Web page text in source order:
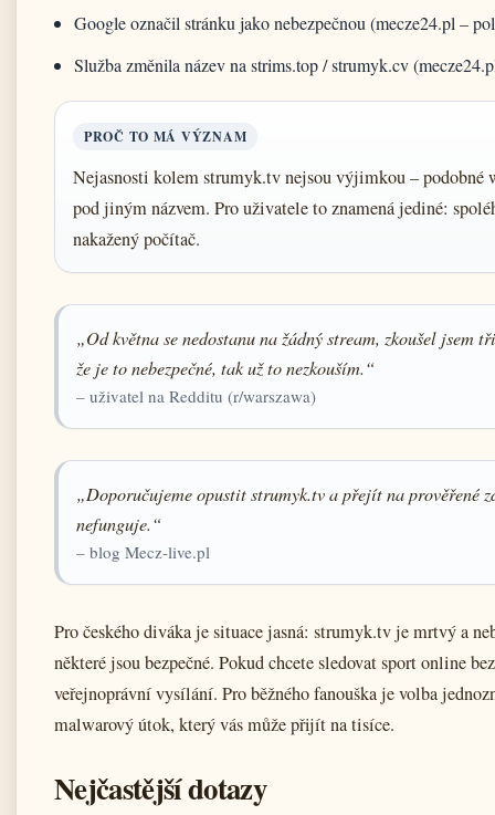
Google označil stránku jako nebezpečnou (mecze24.pl –
Služba změnila název na strims.top / strumyk.cv
PROČ TO MÁ VÝZNAM
Nejasnosti kolem strumyk.tv nejsou výjimkou – podobné
pod jiným názvem. Pro uživatele to znamená jediné:
nakažený počítač.
„Od května se nedostanu na žádný stream, zkoušel jsem
že je to nebezpečné, tak už to nezkouším.“
– uživatel na Redditu (r/warszawa)
„Doporučujeme opustit strumyk.tv a přejít na prověřené
nefunguje.“
– blog Mecz‑live.pl
Pro českého diváka je situace jasná: strumyk.tv je mrtvý a
některé jsou bezpečné. Pokud chcete sledovat sport online
veřejnoprávní vysílání. Pro běžného fanouška je volba
malwarový útok, který vás může přijít na tisíce.
Nejčastější dotazy